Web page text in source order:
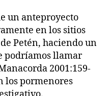
un anteproyecto
en los sitios
Petén, haciendo un
podríamos llamar
2001:159-
los pormenores